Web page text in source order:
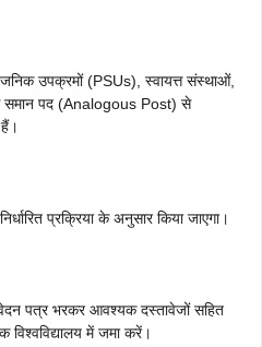
उपक्रमों (PSUs), स्वायत्त संस्थाओं,
से समान पद (Analogous Post) से
निर्धारित प्रक्रिया के अनुसार किया जाएगा।
पत्र भरकर आवश्यक दस्तावेजों सहित
में जमा करें।